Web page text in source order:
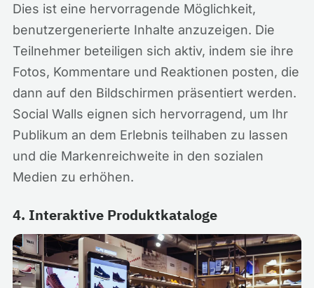
Dies ist eine hervorragende Möglichkeit,
benutzergenerierte Inhalte anzuzeigen. Die
Teilnehmer beteiligen sich aktiv, indem sie ihre
Fotos, Kommentare und Reaktionen posten, die
dann auf den Bildschirmen präsentiert werden.
Social Walls eignen sich hervorragend, um Ihr
Publikum an dem Erlebnis teilhaben zu lassen
und die Markenreichweite in den sozialen
Medien zu erhöhen.
4. Interaktive Produktkataloge